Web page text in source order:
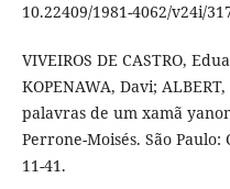
10.22409/1981-4062/v24i/
VIVEIROS DE CASTRO,
KOPENAWA, Davi;
palavras de um xamã
Perrone-Moisés. São
11-41.